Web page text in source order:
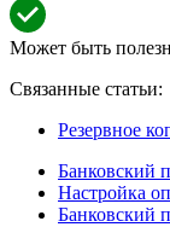
Может быть
Связанные статьи:
Резервное
Банковский
Настройка
Банковский